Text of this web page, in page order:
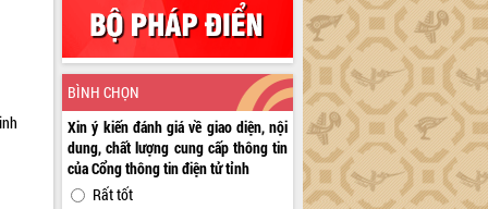
BÌNH CHỌN
Xin ý kiến đánh giá về giao diện, nội
dung, chất lượng cung cấp thông tin
của Cổng thông tin điện tử tỉnh
Rất tốt